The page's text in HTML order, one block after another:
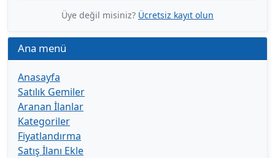
Üye değil misiniz? Ücretsiz kayıt olun
Ana menü
Anasayfa
Satılık Gemiler
Aranan İlanlar
Kategoriler
Fiyatlandırma
Satış İlanı Ekle